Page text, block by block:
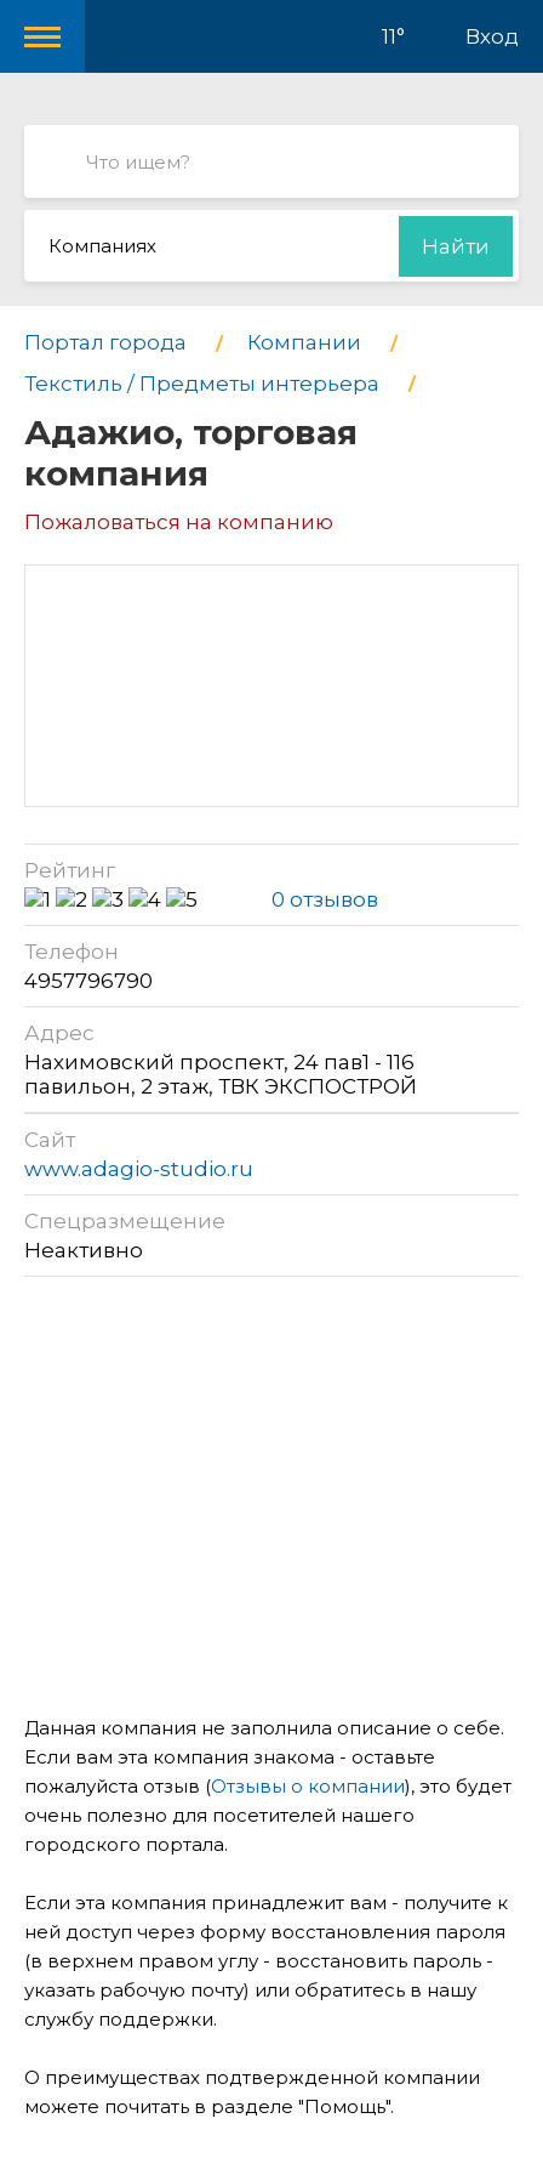
11° Вход
Компаниях Найти
Портал города
Компании
Текстиль / Предметы интерьера
Адажио, торговая
компания
Пожаловаться на компанию
Рейтинг
0 отзывов
Телефон
4957796790
Адрес
Нахимовский проспект, 24 пав1 - 116
павильон, 2 этаж, ТВК ЭКСПОСТРОЙ
Сайт
www.adagio-studio.ru
Спецразмещение
Неактивно
Данная компания не заполнила описание о себе.
Если вам эта компания знакома - оставьте
пожалуйста отзыв (Отзывы о компании), это будет
очень полезно для посетителей нашего
городского портала.
Если эта компания принадлежит вам - получите к
ней доступ через форму восстановления пароля
(в верхнем правом углу - восстановить пароль -
указать рабочую почту) или обратитесь в нашу
службу поддержки.
О преимуществах подтвержденной компании
можете почитать в разделе "Помощь".